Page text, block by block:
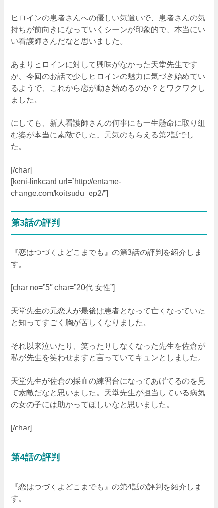
ヒロインの患者さんへの優しい気遣いで、患者さんの気
持ちが前向きになっていくシーンが印象的で、本当にい
い看護師さんだなと思いました。
あまりヒロインに対して興味がなかった天堂先生です
が、今回のお話で少しヒロインの魅力に気づき始めてい
るようで、これから恋が動き始めるのか？とワクワクし
ました。
にしても、新人看護師さんの何事にも一生懸命に取り組
む姿が本当に素敵でした。元気のもらえる第2話でし
た。
[/char]
[keni-linkcard url=”http://entame-
change.com/koitsudu_ep2/”]
第3話の評判
『恋はつづくよどこまでも』の第3話の評判を紹介しま
す。
[char no=”5″ char=”20代 女性”]
天堂先生の元恋人が最後は患者となって亡くなっていた
と知ってすごく胸が苦しくなりました。
それ以来泣いたり、笑ったりしなくなった先生を佐倉が
私が先生を笑わせますと言っていてキュンとしました。
天堂先生が佐倉の採血の練習台になってあげてるのを見
て素敵だなと思いました。天堂先生が担当している病気
の女の子には助かってほしいなと思いました。
[/char]
第4話の評判
『恋はつづくよどこまでも』の第4話の評判を紹介しま
す。